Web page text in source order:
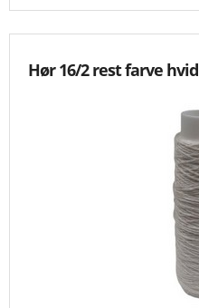
Hør 16/2 rest farve hvid